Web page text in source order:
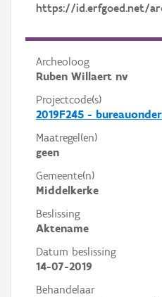
https://id.erfgoed.net/
Archeoloog
Ruben Willaert nv
Projectcode(s)
2019F245 -
Maatregel(en)
geen
Gemeente(n)
Middelkerke
Beslissing
Aktename
Datum beslissing
14-07-2019
Behandelaar